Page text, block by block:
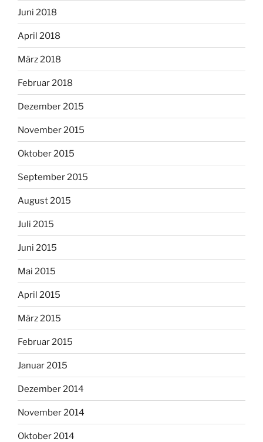
Juni 2018
April 2018
März 2018
Februar 2018
Dezember 2015
November 2015
Oktober 2015
September 2015
August 2015
Juli 2015
Juni 2015
Mai 2015
April 2015
März 2015
Februar 2015
Januar 2015
Dezember 2014
November 2014
Oktober 2014